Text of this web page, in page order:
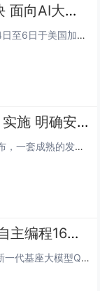
铠侠将展示全新CXL内存扩展模块 面向AI大模型负载
快科技8月5日消息，铠侠宣布将在2026年8月4日至6日于美国加利福尼亚州圣克拉拉举行的全球闪存峰会（FMS 2026）上，展出其兼容Compute Express Link（CXL）标准的内存扩展模块——KIOXIA XL1系列。该新品采...
L3、L4级自动驾驶“强标”明年7月实施 明确安全主体责任、接管机制
L3级、L4级自动驾驶的强制性国标终于获批发布，一套成熟的发展体系开始形成。8月4日，财联社记者从工信部网站获悉，在公开征求意见一个多月后，7月30日，工信部组织制定并归口的《智能网联汽车 自动驾驶系统安全要求》（GB 44721—2026...
阿里超大杯Qwen3.8正式发布！自主编程16天搓出另一个“Hermes Agent”
快科技8月3日消息，今日，阿里巴巴正式发布新一代基座大模型Qwen3.8，总参数量2.4万亿，在编程（Coding）和专业办公（Cowork）方面能力大幅提升。在今日放榜的权威三方榜单Arena中，阿里Qwen模型仅次于Anthropic的...